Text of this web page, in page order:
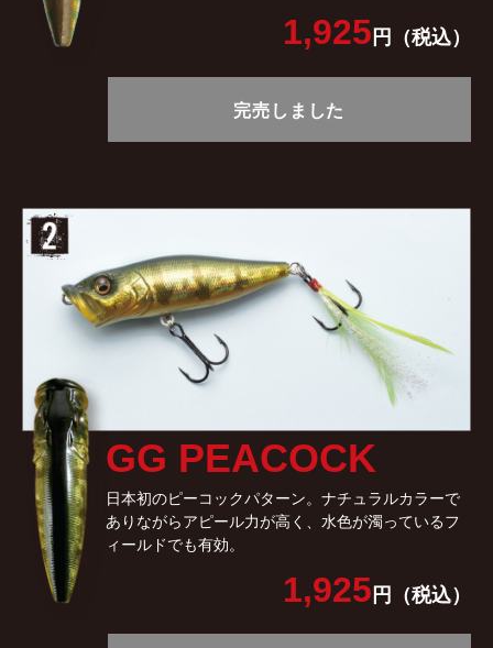
1,925円（税込）
完売しました
GG PEACOCK
日本初のピーコックパターン。ナチュラルカラーで
ありながらアピール力が高く、水色が濁っているフ
ィールドでも有効。
1,925円（税込）